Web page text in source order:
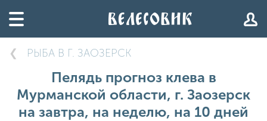
РЫБА В Г. ЗАОЗЕРСК
Пелядь прогноз клева в
Мурманской области, г. Заозерск
на завтра, на неделю, на 10 дней